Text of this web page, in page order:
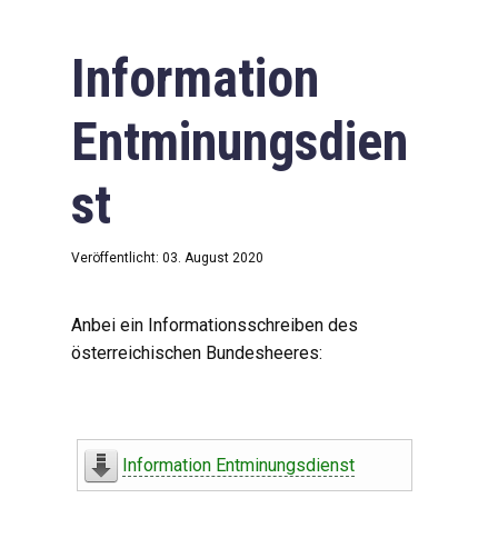
Information
Entminungsdien
st
Veröffentlicht: 03. August 2020
Anbei ein Informationsschreiben des
österreichischen Bundesheeres:
Information Entminungsdienst